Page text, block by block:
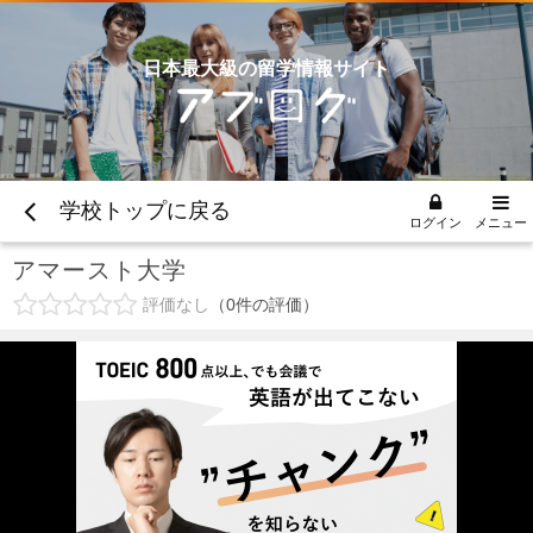
日本最大級の留学情報サイト
学校トップに戻る ログイン メニュー
アマースト大学
評価なし 0件の評価